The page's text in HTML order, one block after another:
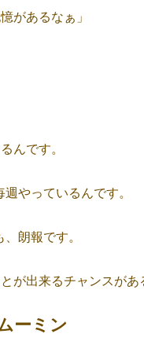
があるなぁ」
んです。
やっているんです。
朗報です。
が出来るチャンスがあ
ーミン